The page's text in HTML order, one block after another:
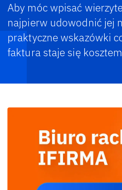
Aby móc wpisać
najpierw udowodnić jej
praktyczne wskazówki
faktura staje się